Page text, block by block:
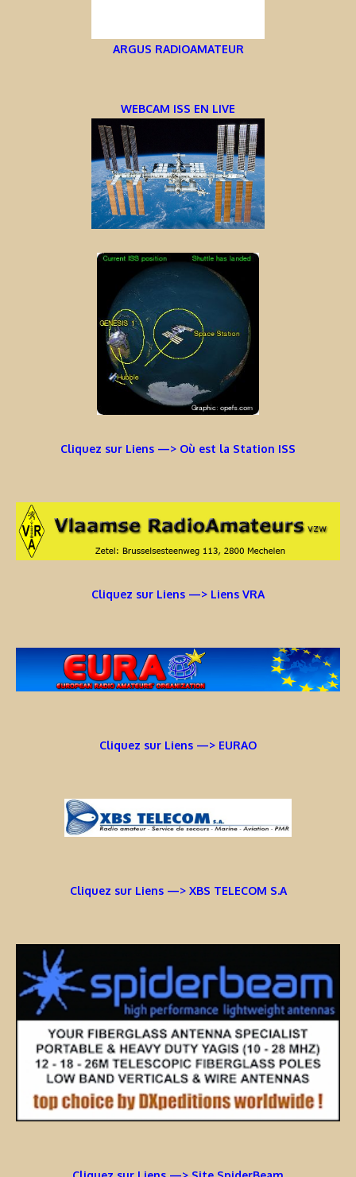
ARGUS RADIOAMATEUR
WEBCAM ISS EN LIVE
Cliquez sur Liens —> Où est la Station ISS
Cliquez sur Liens —> Liens VRA
Cliquez sur Liens —> EURAO
Cliquez sur Liens —> XBS TELECOM S.A